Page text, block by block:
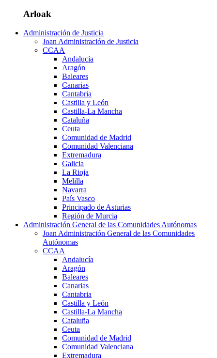
Arloak
Administración de Justicia
Joan Administración de Justicia
CCAA
Andalucía
Aragón
Baleares
Canarias
Cantabria
Castilla y León
Castilla-La Mancha
Cataluña
Ceuta
Comunidad de Madrid
Comunidad Valenciana
Extremadura
Galicia
La Rioja
Melilla
Navarra
País Vasco
Principado de Asturias
Región de Murcia
Administración General de las Comunidades Autónomas
Joan Administración General de las Comunidades
Autónomas
CCAA
Andalucía
Aragón
Baleares
Canarias
Cantabria
Castilla y León
Castilla-La Mancha
Cataluña
Ceuta
Comunidad de Madrid
Comunidad Valenciana
Extremadura